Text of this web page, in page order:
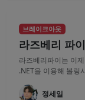
브레이크아웃
라즈베리 파
라즈베리파이는 이
.NET을 이용해 볼링
정세일